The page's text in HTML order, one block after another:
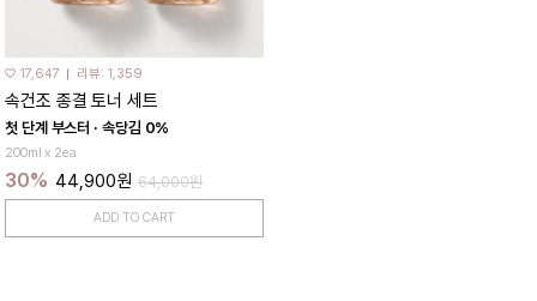
♡ 17,647 리뷰: 1,359
속건조 종결 토너 세트
첫 단계 부스터 · 속당김 0%
200ml x 2ea
30% 44,900원 64,000원
ADD TO CART